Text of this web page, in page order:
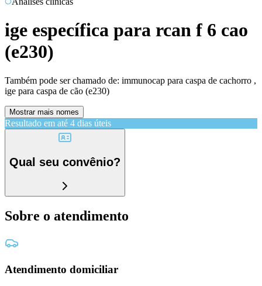
ige específica para rcan f 6 cao
(e230)
Também pode ser chamado de: immunocap para caspa de cachorro ,
ige para caspa de cão (e230)
Mostrar mais nomes
Resultado em até 4 dias úteis
Qual seu convênio?
Sobre o atendimento
Atendimento domiciliar